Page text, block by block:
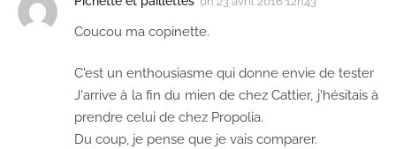
Coucou ma copinette.
C'est un enthousiasme qui donne envie de tester
J'arrive à la fin du mien de chez Cattier, j'hésitais à
prendre celui de chez Propolia.
Du coup, je pense que je vais comparer.